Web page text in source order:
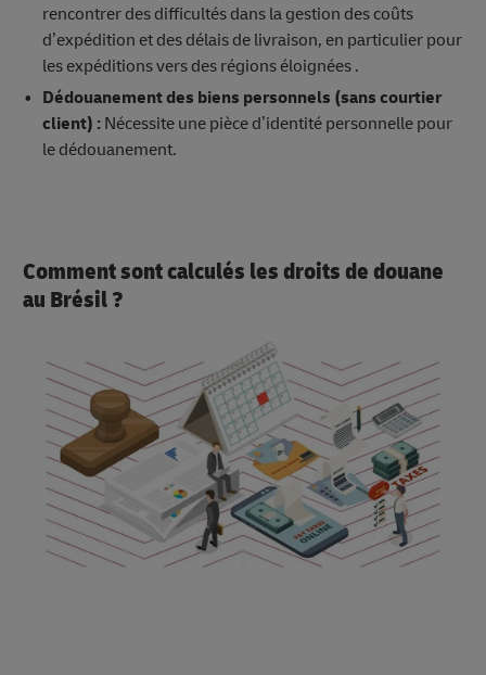
rencontrer des difficultés dans la gestion des coûts
d’expédition et des délais de livraison, en particulier pour
les expéditions vers des régions éloignées .
Dédouanement des biens personnels (sans courtier
client) :Nécessite une pièce d’identité personnelle pour
le dédouanement.
Comment sont calculés les droits de douane
au Brésil ?